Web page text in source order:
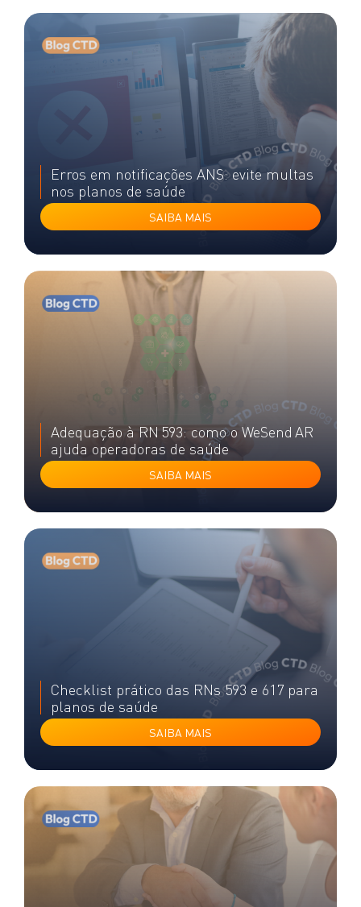
SAIBA MAIS
Erros em notificações ANS: evite multas
nos planos de saúde
SAIBA MAIS
Adequação à RN 593: como o WeSend AR
ajuda operadoras de saúde
SAIBA MAIS
Checklist prático das RNs 593 e 617 para
planos de saúde